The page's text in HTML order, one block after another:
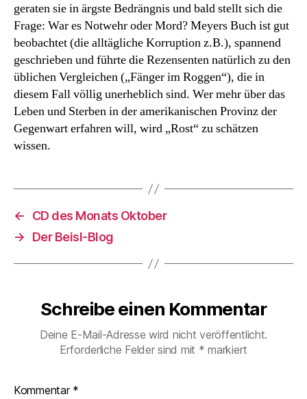
geraten sie in ärgste Bedrängnis und bald stellt sich die
Frage: War es Notwehr oder Mord? Meyers Buch ist gut
beobachtet (die alltägliche Korruption z.B.), spannend
geschrieben und führte die Rezensenten natürlich zu den
üblichen Vergleichen („Fänger im Roggen“), die in
diesem Fall völlig unerheblich sind. Wer mehr über das
Leben und Sterben in der amerikanischen Provinz der
Gegenwart erfahren will, wird „Rost“ zu schätzen
wissen.
←
CD des Monats Oktober
→
Der Beisl-Blog
Schreibe einen Kommentar
Deine E-Mail-Adresse wird nicht veröffentlicht.
Erforderliche Felder sind mit * markiert
Kommentar *